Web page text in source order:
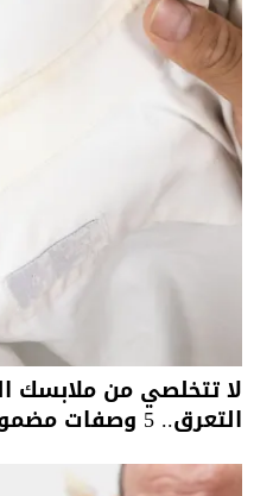
لا تتخلصي من ملابسك
التعرق.. 5 وصفات مضمونة